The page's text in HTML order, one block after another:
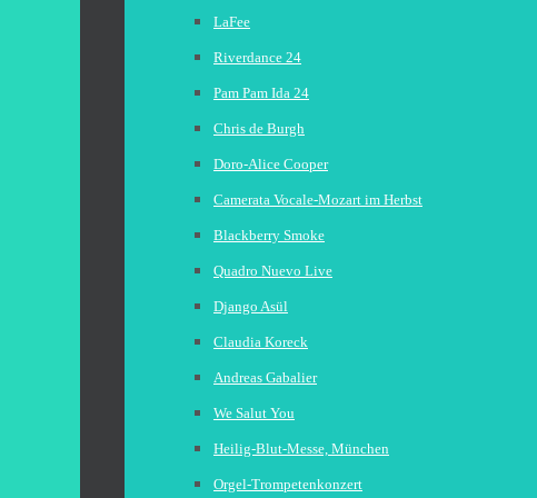
LaFee
Riverdance 24
Pam Pam Ida 24
Chris de Burgh
Doro-Alice Cooper
Camerata Vocale-Mozart im Herbst
Blackberry Smoke
Quadro Nuevo Live
Django Asül
Claudia Koreck
Andreas Gabalier
We Salut You
Heilig-Blut-Messe, München
Orgel-Trompetenkonzert